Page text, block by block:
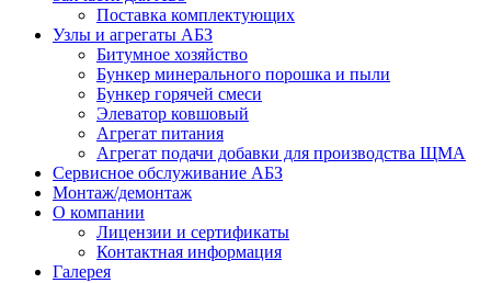
Поставка комплектующих
Узлы и агрегаты АБЗ
Битумное хозяйство
Бункер минерального порошка и пыли
Бункер горячей смеси
Элеватор ковшовый
Агрегат питания
Агрегат подачи добавки для производства ЩМА
Сервисное обслуживание АБЗ
Монтаж/демонтаж
О компании
Лицензии и сертификаты
Контактная информация
Галерея